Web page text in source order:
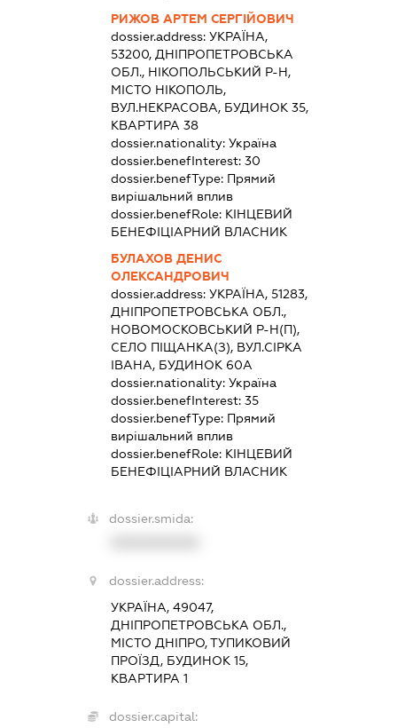
РИЖОВ АРТЕМ СЕРГІЙОВИЧ
dossier.address:УКРАЇНА,
53200, ДНІПРОПЕТРОВСЬКА
ОБЛ., НІКОПОЛЬСЬКИЙ Р-Н,
МІСТО НІКОПОЛЬ,
ВУЛ.НЕКРАСОВА, БУДИНОК 35,
КВАРТИРА 38
dossier.nationality:Україна
dossier.benefInterest:30
dossier.benefType: Прямий
вирішальний вплив
dossier.benefRole: КІНЦЕВИЙ
БЕНЕФІЦІАРНИЙ ВЛАСНИК
БУЛАХОВ ДЕНИС
ОЛЕКСАНДРОВИЧ
dossier.address:УКРАЇНА, 51283,
ДНІПРОПЕТРОВСЬКА ОБЛ.,
НОВОМОСКОВСЬКИЙ Р-Н(П),
СЕЛО ПІЩАНКА(З), ВУЛ.СІРКА
ІВАНА, БУДИНОК 60А
dossier.nationality:Україна
dossier.benefInterest:35
dossier.benefType: Прямий
вирішальний вплив
dossier.benefRole: КІНЦЕВИЙ
БЕНЕФІЦІАРНИЙ ВЛАСНИК
dossier.smida:
dossier.address:
УКРАЇНА, 49047,
ДНІПРОПЕТРОВСЬКА ОБЛ.,
МІСТО ДНІПРО, ТУПИКОВИЙ
ПРОЇЗД, БУДИНОК 15,
КВАРТИРА 1
dossier.capital: